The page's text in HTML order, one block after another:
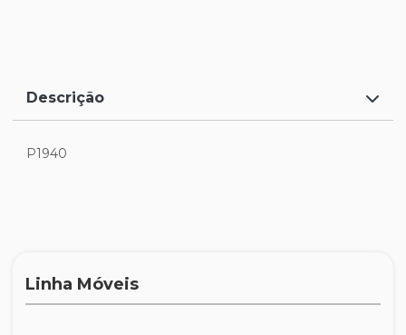
Descrição
P1940
Linha Móveis